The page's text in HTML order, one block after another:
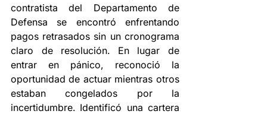
contratista del Departamento de
Defensa se encontró enfrentando
pagos retrasados sin un cronograma
claro de resolución. En lugar de
entrar en pánico, reconoció la
oportunidad de actuar mientras otros
estaban congelados por la
incertidumbre. Identificó una cartera